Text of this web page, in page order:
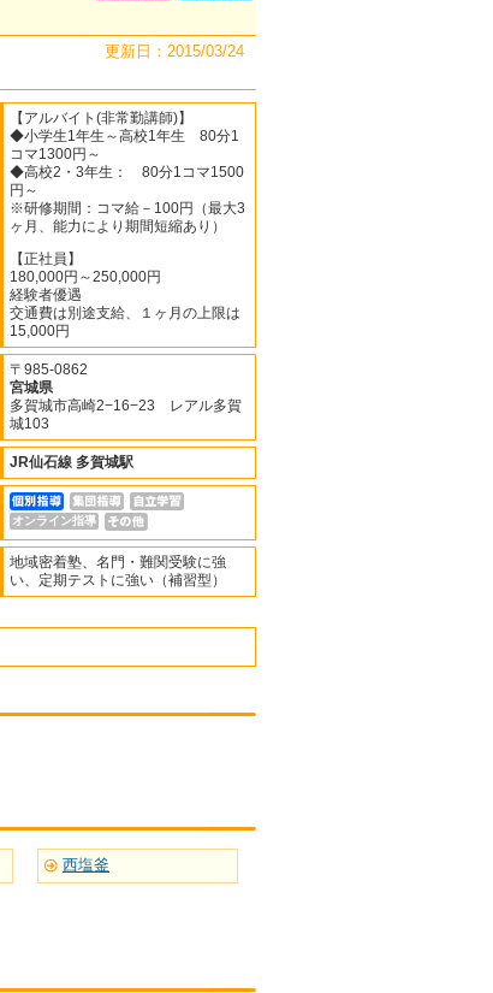
更新日：2015/03/24
【アルバイト(非常勤講師)】
◆小学生1年生～高校1年生 80分1
コマ1300円～
◆高校2・3年生： 80分1コマ1500
円～
※研修期間：コマ給－100円（最大3
ヶ月、能力により期間短縮あり）
【正社員】
180,000円～250,000円
経験者優遇
交通費は別途支給、１ヶ月の上限は
15,000円
〒985-0862
宮城県
多賀城市高崎2−16−23 レアル多賀
城103
JR仙石線 多賀城駅
オンライン指導
地域密着塾、名門・難関受験に強
い、定期テストに強い（補習型）
西塩釜